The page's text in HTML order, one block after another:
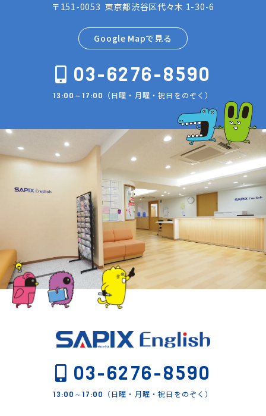
〒151-0053 東京都渋谷区代々木 1-30-6
Google Mapで見る
03-6276-8590
13:00～17:00 （日曜・月曜・祝日をのぞく）
03-6276-8590
13:00～17:00 （日曜・月曜・祝日をのぞく）